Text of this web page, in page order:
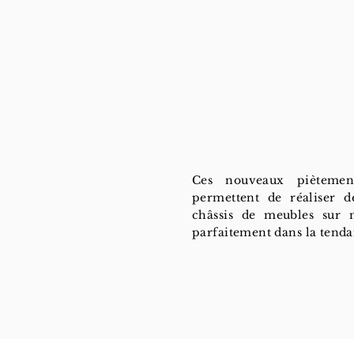
Ces nouveaux
permettent de réaliser
châssis de meubles sur
parfaitement dans la